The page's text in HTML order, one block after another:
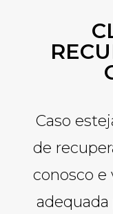
Caso
de
conosco e
adequada